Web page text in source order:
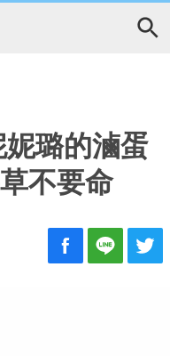
妮璐的滷蛋
不要命